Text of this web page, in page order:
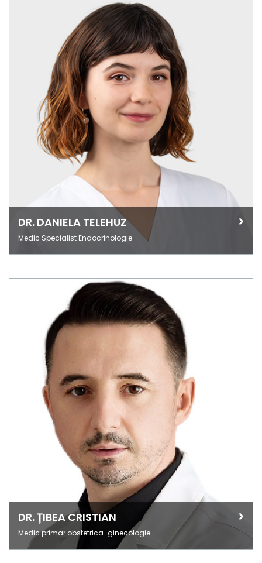
DR. DANIELA TELEHUZ
Medic Specialist Endocrinologie
DR. ȚIBEA CRISTIAN
Medic primar obstetrica-ginecologie